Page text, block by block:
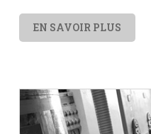
EN SAVOIR PLUS